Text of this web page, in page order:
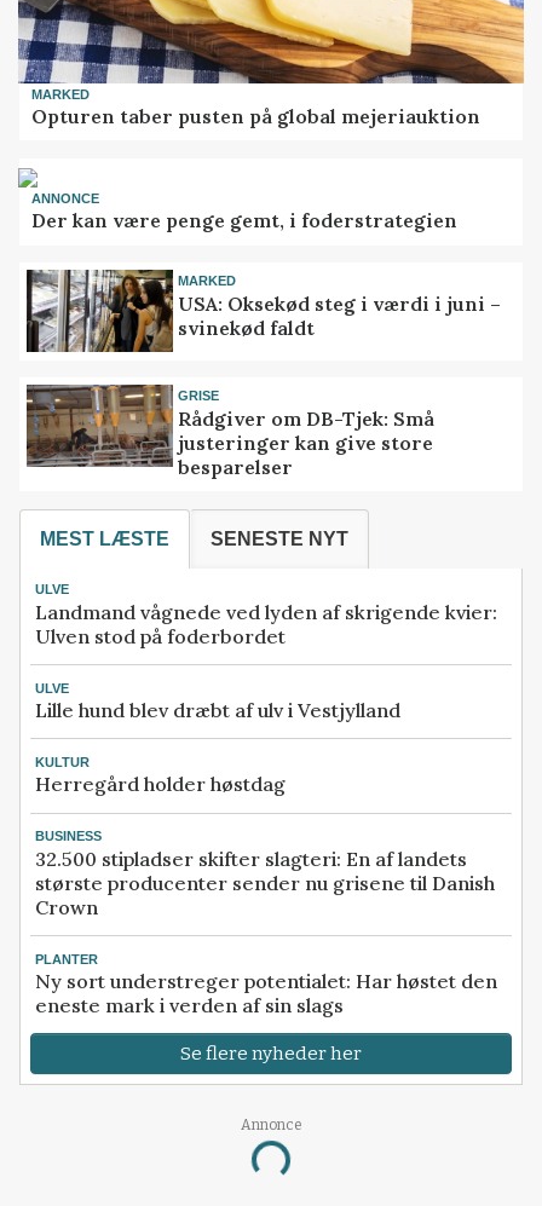
MARKED
Opturen taber pusten på global mejeriauktion
ANNONCE
Der kan være penge gemt, i foderstrategien
MARKED
USA: Oksekød steg i værdi i juni –
svinekød faldt
GRISE
Rådgiver om DB-Tjek: Små
justeringer kan give store
besparelser
MEST LÆSTE SENESTE NYT
ULVE
Landmand vågnede ved lyden af skrigende kvier:
Ulven stod på foderbordet
ULVE
Lille hund blev dræbt af ulv i Vestjylland
KULTUR
Herregård holder høstdag
BUSINESS
32.500 stipladser skifter slagteri: En af landets
største producenter sender nu grisene til Danish
Crown
PLANTER
Ny sort understreger potentialet: Har høstet den
eneste mark i verden af sin slags
Se flere nyheder her
Annonce
Loading...